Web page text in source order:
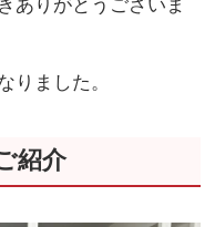
ありがとうございま
りました。
紹介